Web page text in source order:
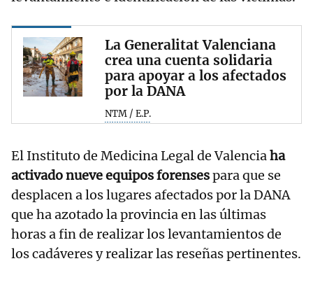
La Generalitat Valenciana
crea una cuenta solidaria
para apoyar a los afectados
por la DANA
NTM / E.P.
El Instituto de Medicina Legal de Valencia ha
activado nueve equipos forensespara que se
desplacen a los lugares afectados por la DANA
que ha azotado la provincia en las últimas
horas a fin de realizar los levantamientos de
los cadáveres y realizar las reseñas pertinentes.